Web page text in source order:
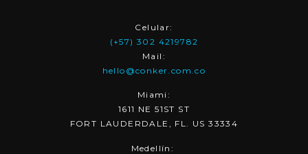
Celular:
(+57) 302 4219782
Mail:
hello@conker.com.co
Miami:
1611 NE 51ST ST
FORT LAUDERDALE, FL. US 33334
Medellín: